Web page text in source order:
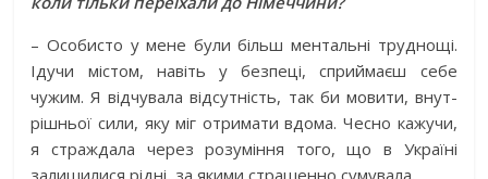
– Особисто у мене були більш ментальні труднощі.
Ідучи містом, навіть у безпеці, сприймаєш себе
чужим. Я відчувала відсутність, так би мовити, внут­
рішньої сили, яку міг отримати вдома. Чесно кажучи,
я страждала через розуміння того, що в Україні